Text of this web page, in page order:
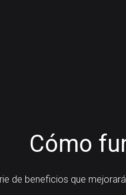
Cómo
de beneficios que